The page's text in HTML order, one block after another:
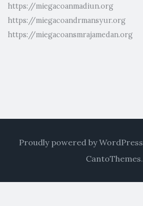
https://miegacoanmadiun.org
https://miegacoandrmansyur.org
https://miegacoansmrajamedan.org
Proudly powered by WordPress
CantoThemes.